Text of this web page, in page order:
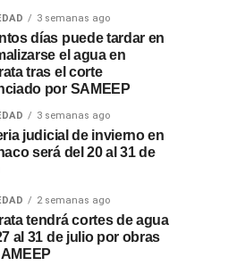
3 semanas ago
días puede tardar en
el agua en
tras el corte
por SAMEEP
3 semanas ago
judicial de invierno en
será del 20 al 31 de
2 semanas ago
tendrá cortes de agua
al 31 de julio por obras